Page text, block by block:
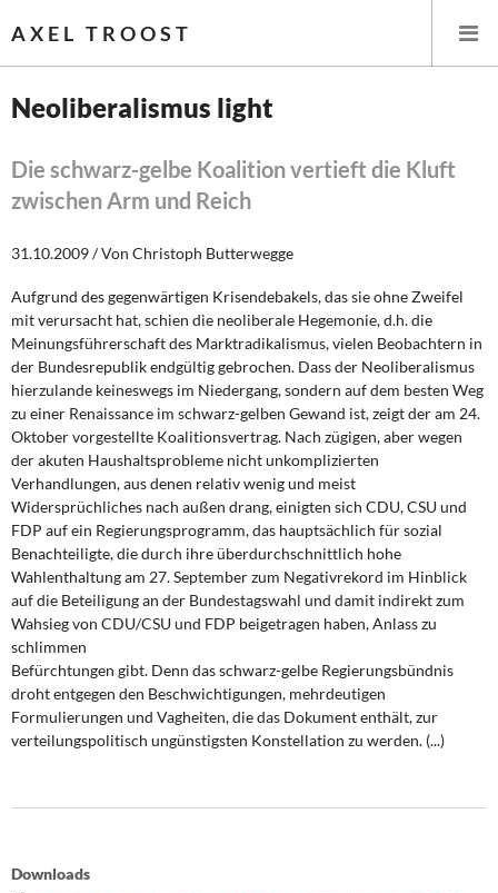
AXEL TROOST
Themen
Leitlinien linker Wirtschafts- und Finanzpolitik
Wirtschaftspolitik
Steuer- und Finanzpolitik
Öffentliche Infrastruktur und Daseinsvorsorge
Eurokrise und Griechenland
DIE LINKE
Weitere Themen
Memo-Gruppe
Institut Solidarische Moderne
Rosa-Luxemburg-Stiftung
Neoliberalismus light
Die schwarz-gelbe Koalition vertieft die Kluft
zwischen Arm und Reich
31.10.2009 / Von Christoph Butterwegge
Aufgrund des gegenwärtigen Krisendebakels, das sie ohne Zweifel
mit verursacht hat, schien die neoliberale Hegemonie, d.h. die
Meinungsführerschaft des Marktradikalismus, vielen Beobachtern in
der Bundesrepublik endgültig gebrochen. Dass der Neoliberalismus
hierzulande keineswegs im Niedergang, sondern auf dem besten Weg
zu einer Renaissance im schwarz-gelben Gewand ist, zeigt der am 24.
Oktober vorgestellte Koalitionsvertrag. Nach zügigen, aber wegen
der akuten Haushaltsprobleme nicht unkomplizierten
Verhandlungen, aus denen relativ wenig und meist
Widersprüchliches nach außen drang, einigten sich CDU, CSU und
FDP auf ein Regierungsprogramm, das hauptsächlich für sozial
Benachteiligte, die durch ihre überdurchschnittlich hohe
Wahlenthaltung am 27. September zum Negativrekord im Hinblick
auf die Beteiligung an der Bundestagswahl und damit indirekt zum
Wahsieg von CDU/CSU und FDP beigetragen haben, Anlass zu
schlimmen
Befürchtungen gibt. Denn das schwarz-gelbe Regierungsbündnis
droht entgegen den Beschwichtigungen, mehrdeutigen
Formulierungen und Vagheiten, die das Dokument enthält, zur
verteilungspolitisch ungünstigsten Konstellation zu werden. (...)
Downloads